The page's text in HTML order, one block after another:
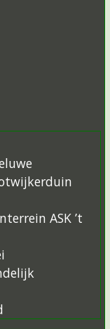
ASK ’t